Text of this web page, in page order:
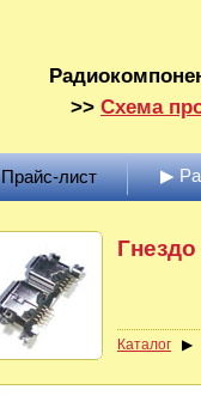
>> Схема
Прайс-лист ▶
Каталог